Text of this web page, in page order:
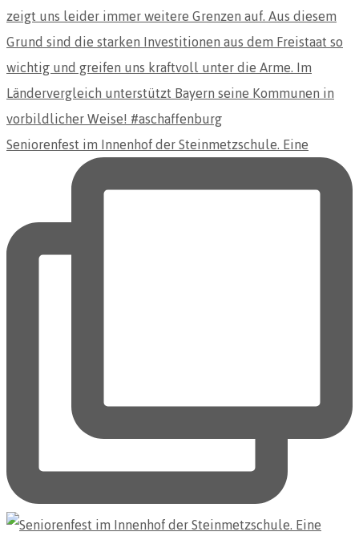
Seniorenfest im Innenhof der Steinmetzschule. Eine